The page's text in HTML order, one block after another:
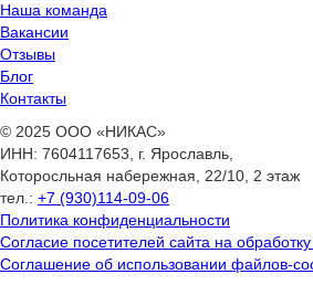
Наша команда
Вакансии
Отзывы
Блог
Контакты
© 2025 ООО «НИКАС»
ИНН: 7604117653, г. Ярославль,
Которосльная набережная, 22/10, 2 этаж
тел.: +7 (930)114-09-06
Политика конфиденциальности
Согласие посетителей сайта на
Соглашение об использовании файлов-